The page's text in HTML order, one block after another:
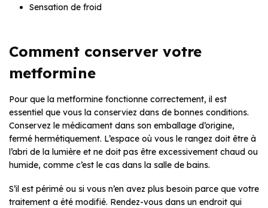
Sensation de froid
Comment conserver votre
metformine
Pour que la metformine fonctionne correctement, il est
essentiel que vous la conserviez dans de bonnes conditions.
Conservez le médicament dans son emballage d’origine,
fermé hermétiquement. L’espace où vous le rangez doit être à
l’abri de la lumière et ne doit pas être excessivement chaud ou
humide, comme c’est le cas dans la salle de bains.
S’il est périmé ou si vous n’en avez plus besoin parce que votre
traitement a été modifié. Rendez-vous dans un endroit qui